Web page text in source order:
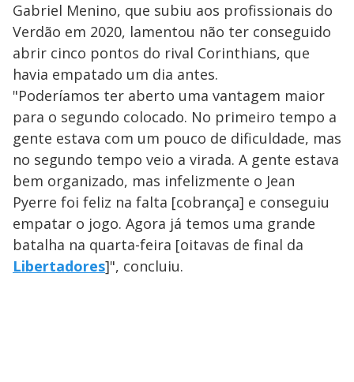
Gabriel Menino, que subiu aos profissionais do
Verdão em 2020, lamentou não ter conseguido
abrir cinco pontos do rival Corinthians, que
havia empatado um dia antes.
"Poderíamos ter aberto uma vantagem maior
para o segundo colocado. No primeiro tempo a
gente estava com um pouco de dificuldade, mas
no segundo tempo veio a virada. A gente estava
bem organizado, mas infelizmente o Jean
Pyerre foi feliz na falta [cobrança] e conseguiu
empatar o jogo. Agora já temos uma grande
batalha na quarta-feira [oitavas de final da
Libertadores]", concluiu.